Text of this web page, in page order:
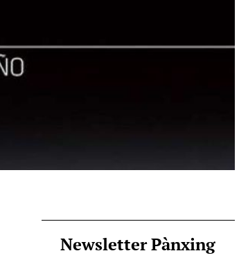
Newsletter Pànxing